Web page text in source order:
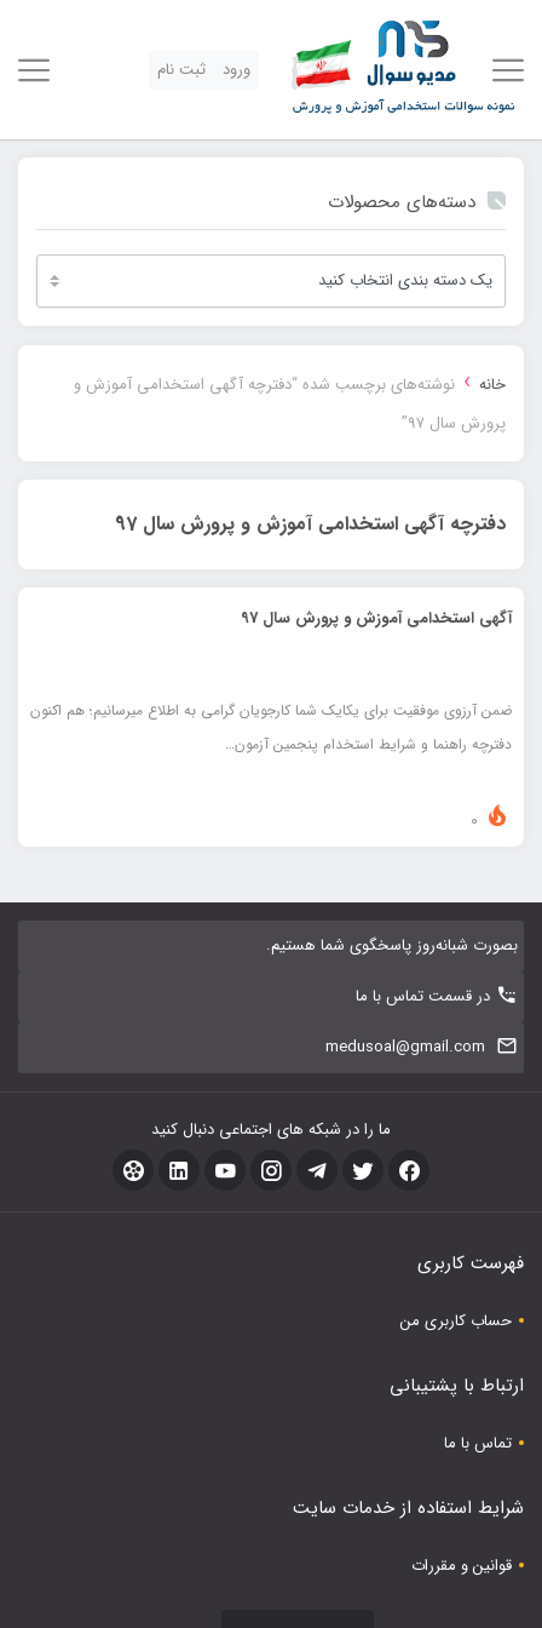
ورود ثبت نام
دسته‌های محصولات
خانه › نوشته‌های برچسب شده “دفترچه آگهی استخدامی آموزش و
پرورش سال 97”
دفترچه آگهی استخدامی آموزش و پرورش سال 97
آگهی استخدامی آموزش و پرورش سال 97
ضمن آرزوی موفقیت برای یکایک شما کارجویان گرامی به اطلاع میرسانیم؛ هم اکنون
دفترچه راهنما و شرایط استخدام پنجمین آزمون…
بصورت شبانه‌روز پاسخگوی شما هستیم.
در قسمت تماس با ما
medusoal@gmail.com
ما را در شبکه های اجتماعی دنبال کنید
فهرست کاربری
حساب کاربری من
ارتباط با پشتیبانی
تماس با ما
شرایط استفاده از خدمات سایت
قوانین و مقررات